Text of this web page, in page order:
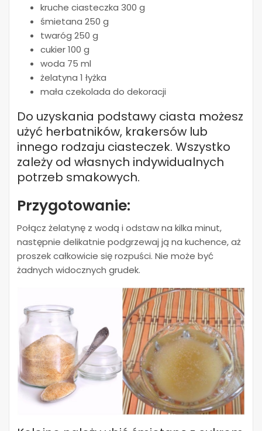
kruche ciasteczka 300 g
śmietana 250 g
twaróg 250 g
cukier 100 g
woda 75 ml
żelatyna 1 łyżka
mała czekolada do dekoracji
Do uzyskania podstawy ciasta możesz
użyć herbatników, krakersów lub
innego rodzaju ciasteczek. Wszystko
zależy od własnych indywidualnych
potrzeb smakowych.
Przygotowanie:
Połącz żelatynę z wodą i odstaw na kilka minut,
następnie delikatnie podgrzewaj ją na kuchence, aż
proszek całkowicie się rozpuści. Nie może być
żadnych widocznych grudek.